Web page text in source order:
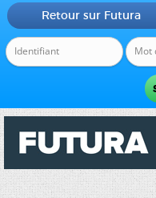
Retour sur Futura